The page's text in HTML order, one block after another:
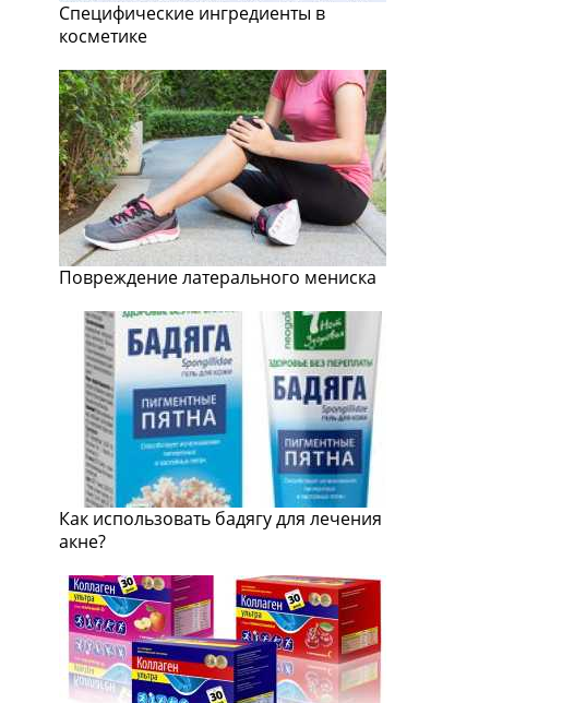
Специфические ингредиенты в
косметике
Повреждение латерального мениска
Как использовать бадягу для лечения
акне?